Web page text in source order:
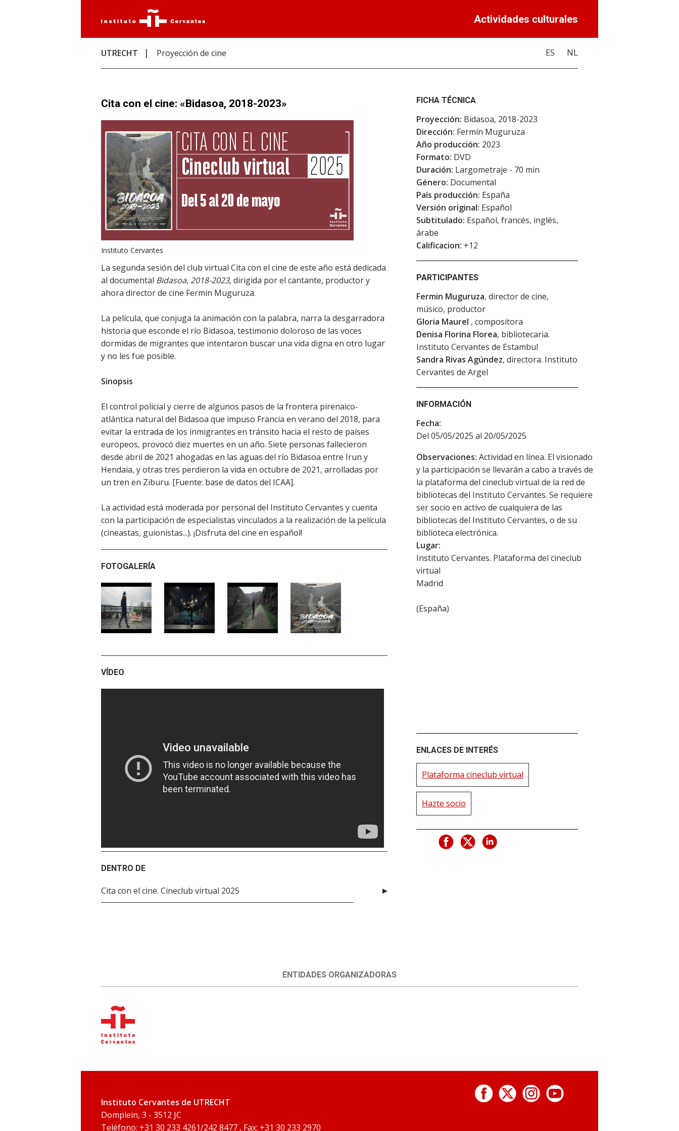
Actividades culturales
UTRECHT Proyección de cine ES NL
Cita con el cine: «Bidasoa, 2018-2023»
Instituto Cervantes
La segunda sesión del club virtual Cita con el cine de este año está dedicada
al documental Bidasoa, 2018-2023,dirigida por el cantante, productor y
ahora director de cine Fermín Muguruza.
La película, que conjuga la animación con la palabra, narra la desgarradora
historia que esconde el río Bidasoa, testimonio doloroso de las voces
dormidas de migrantes que intentaron buscar una vida digna en otro lugar
y no les fue posible.
Sinopsis
El control policial y cierre de algunos pasos de la frontera pirenaico-
atlántica natural del Bidasoa que impuso Francia en verano del 2018, para
evitar la entrada de los inmigrantes en tránsito hacia el resto de países
europeos, provocó diez muertes en un año. Siete personas fallecieron
desde abril de 2021 ahogadas en las aguas del río Bidasoa entre Irun y
Hendaia, y otras tres perdieron la vida en octubre de 2021, arrolladas por
un tren en Ziburu. [Fuente: base de datos del ICAA].
La actividad está moderada por personal del Instituto Cervantes y cuenta
con la participación de especialistas vinculados a la realización de la película
(cineastas, guionistas...). ¡Disfruta del cine en español!
FOTOGALERÍA
VÍDEO
DENTRO DE
Cita con el cine. Cineclub virtual 2025
FICHA TÉCNICA
Proyección: Bidasoa, 2018-2023
Dirección: Fermín Muguruza
Año producción: 2023
Formato: DVD
Duración: Largometraje - 70 min
Género: Documental
País producción: España
Versión original: Español
Subtitulado: Español, francés, inglés,
árabe
Calificacion: +12
PARTICIPANTES
Fermin Muguruza, director de cine,
músico, productor
Gloria Maurel , compositora
Denisa Florina Florea, bibliotecaria.
Instituto Cervantes de Estambul
Sandra Rivas Agúndez, directora. Instituto
Cervantes de Argel
INFORMACIÓN
Fecha:
Del 05/05/2025 al 20/05/2025
Observaciones: Actividad en línea. El visionado
y la participación se llevarán a cabo a través de
la plataforma del cineclub virtual de la red de
bibliotecas del Instituto Cervantes. Se requiere
ser socio en activo de cualquiera de las
bibliotecas del Instituto Cervantes, o de su
biblioteca electrónica.
Lugar:
Instituto Cervantes. Plataforma del cineclub
virtual
Madrid
(España)
ENLACES DE INTERÉS
Plataforma cineclub virtual
Hazte socio
ENTIDADES ORGANIZADORAS
Instituto Cervantes de UTRECHT
Domplein, 3 - 3512 JC
Teléfono: +31 30 233 4261/242 8477 , Fax: +31 30 233 2970